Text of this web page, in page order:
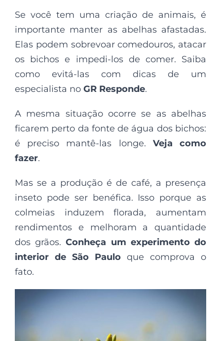
Se você tem uma criação de animais, é
importante manter as abelhas afastadas.
Elas podem sobrevoar comedouros, atacar
os bichos e impedi-los de comer. Saiba
como evitá-las com dicas de um
especialista no GR Responde.
A mesma situação ocorre se as abelhas
ficarem perto da fonte de água dos bichos:
é preciso mantê-las longe. Veja como
fazer.
Mas se a produção é de café, a presença
inseto pode ser benéfica. Isso porque as
colmeias induzem florada, aumentam
rendimentos e melhoram a quantidade
dos grãos.Conheça um experimento do
interior de São Paulo que comprova o
fato.